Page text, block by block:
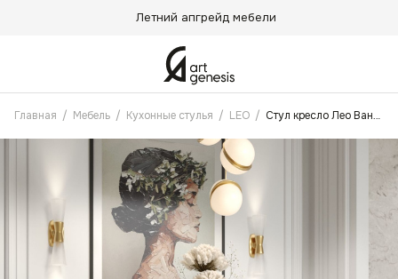
Летний апгрейд мебели
Главная / Мебель / Кухонные стулья / LEO / Стул кресло Лео Ванильный с поворотным механизмом, Золотые ножки